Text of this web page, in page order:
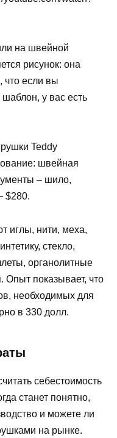
на швейной
рисунок: она
что если вы
у вас есть
Teddy
швейная
– шило,
$280.
иглы, нити, меха,
стекло,
органолитные
Опыт показывает, что
необходимых для
в 330 долл.
себестоимость
станет понятно,
и можете ли
на рынке.